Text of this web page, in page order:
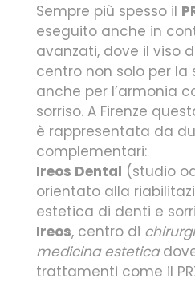
Sempre più spesso il
eseguito anche in
avanzati, dove il viso
centro non solo per la
anche per l’armonia
sorriso. A Firenze
è rappresentata da
complementari:
Ireos Dental (studio
orientato alla
estetica di denti e
Ireos, centro di
medicina estetica
trattamenti come il